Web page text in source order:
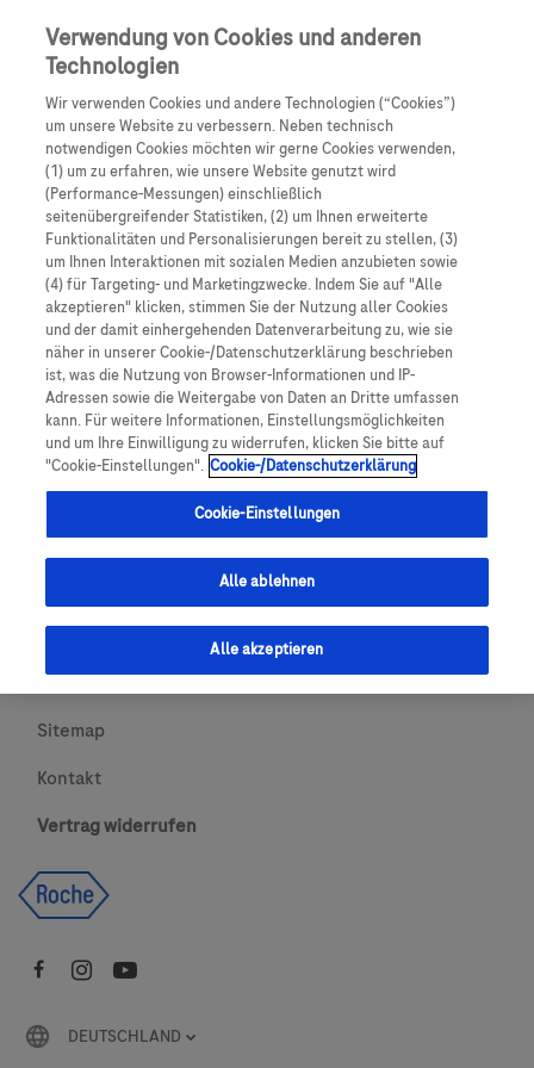
Skip to main content 0
Produkte Artikel
Es tut uns leid, aber es gibt keine Ergebnisse für:
Über Roche
Impressum
Rechtliche Hinweise
Datenschutz
Cookie-Einstellungen
Urheberrecht
Newsletter abonnieren
Sitemap
Kontakt
Vertrag widerrufen
DEUTSCHLAND
Verwendung von Cookies und anderen
Technologien
Wir verwenden Cookies und andere Technologien (“Cookies”)
um unsere Website zu verbessern. Neben technisch
notwendigen Cookies möchten wir gerne Cookies verwenden,
(1) um zu erfahren, wie unsere Website genutzt wird
(Performance-Messungen) einschließlich
seitenübergreifender Statistiken, (2) um Ihnen erweiterte
Funktionalitäten und Personalisierungen bereit zu stellen, (3)
um Ihnen Interaktionen mit sozialen Medien anzubieten sowie
(4) für Targeting- und Marketingzwecke. Indem Sie auf "Alle
akzeptieren" klicken, stimmen Sie der Nutzung aller Cookies
und der damit einhergehenden Datenverarbeitung zu, wie sie
näher in unserer Cookie-/Datenschutzerklärung beschrieben
ist, was die Nutzung von Browser-Informationen und IP-
Adressen sowie die Weitergabe von Daten an Dritte umfassen
kann. Für weitere Informationen, Einstellungsmöglichkeiten
und um Ihre Einwilligung zu widerrufen, klicken Sie bitte auf
"Cookie-Einstellungen". Cookie-/Datenschutzerklärung
Cookie-Einstellungen
Alle ablehnen
Alle akzeptieren